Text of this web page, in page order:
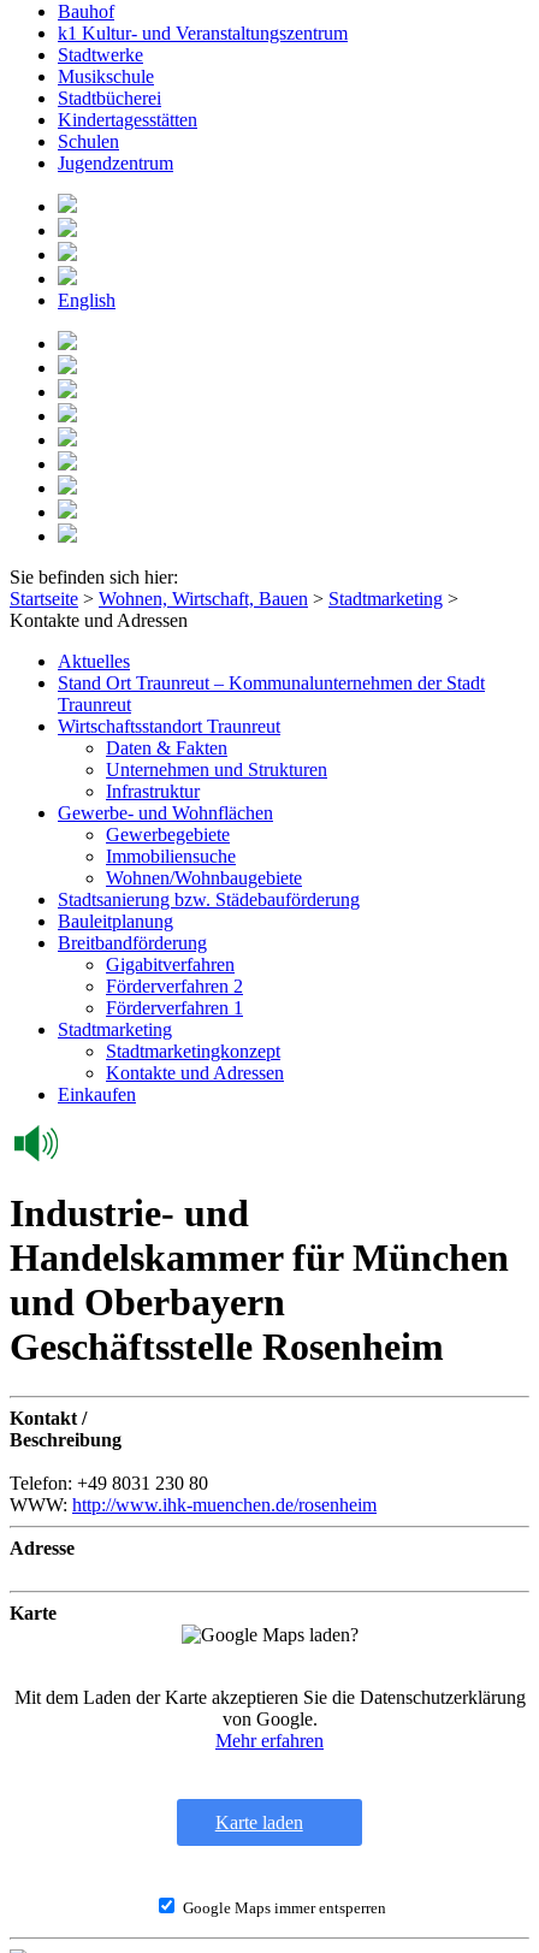
Bauhof
k1 Kultur- und Veranstaltungszentrum
Stadtwerke
Musikschule
Stadtbücherei
Kindertagesstätten
Schulen
Jugendzentrum
English
Sie befinden sich hier:
Startseite > Wohnen, Wirtschaft, Bauen > Stadtmarketing >
Kontakte und Adressen
Aktuelles
Stand Ort Traunreut – Kommunalunternehmen der Stadt
Traunreut
Wirtschaftsstandort Traunreut
Daten & Fakten
Unternehmen und Strukturen
Infrastruktur
Gewerbe- und Wohnflächen
Gewerbegebiete
Immobiliensuche
Wohnen/Wohnbaugebiete
Stadtsanierung bzw. Städebauförderung
Bauleitplanung
Breitbandförderung
Gigabitverfahren
Förderverfahren 2
Förderverfahren 1
Stadtmarketing
Stadtmarketingkonzept
Kontakte und Adressen
Einkaufen
Industrie- und
Handelskammer für München
und Oberbayern
Geschäftsstelle Rosenheim
Kontakt /
Beschreibung
Telefon: +49 8031 230 80
WWW: http://www.ihk-muenchen.de/rosenheim
Adresse
Karte
Mit dem Laden der Karte akzeptieren Sie die Datenschutzerklärung
von Google.
Mehr erfahren
Karte laden
Google Maps immer entsperren